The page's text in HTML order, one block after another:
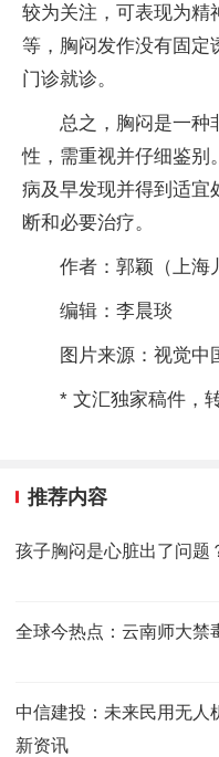
较为关注，可表现为精
等，胸闷发作没有固定
门诊就诊。
总之，胸闷是一种
性，需重视并仔细鉴别
病及早发现并得到适宜
断和必要治疗。
作者：郭颖（上海
编辑：李晨琰
图片来源：视觉中
* 文汇独家稿件，
推荐内容
孩子胸闷是心脏出了问题
全球今热点：云南师大禁
中信建投：未来民用无人
新资讯